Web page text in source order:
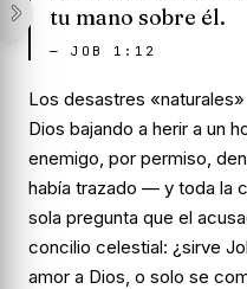
tu mano sobre él.
— JOB 1:12
Los desastres
Dios bajando a herir a un
enemigo, por permiso,
había trazado — y toda la
sola pregunta que el
concilio celestial: ¿sirve
amor a Dios, o solo se